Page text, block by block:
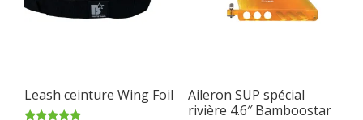
Leash ceinture Wing Foil
Aileron SUP spécial
rivière 4.6″ Bamboostar